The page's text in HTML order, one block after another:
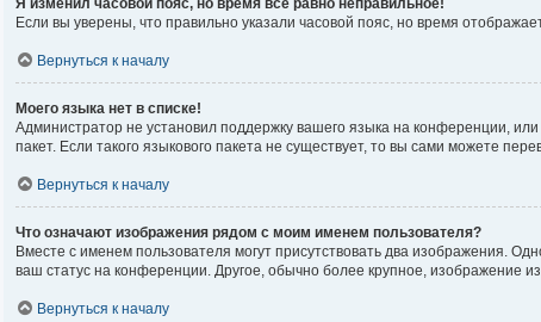
Я изменил часовой пояс, но время всё равно неправильное!
Если вы уверены, что правильно указали часовой пояс, но время
Вернуться к началу
Моего языка нет в списке!
Администратор не установил поддержку вашего языка на конференции,
пакет. Если такого языкового пакета не существует, то вы сами можете
Вернуться к началу
Что означают изображения рядом с моим именем пользователя?
Вместе с именем пользователя могут присутствовать два изображения.
ваш статус на конференции. Другое, обычно более крупное, изображение
Вернуться к началу